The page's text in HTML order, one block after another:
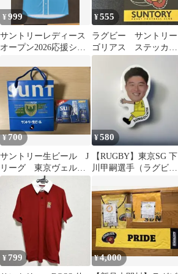
¥999
サントリーレディース
オープン2026応援シャ
¥555
ラグビー サントリー
ゴリアス ステッカ
ー 初期モデル 貴
重 ２枚セット 新品
¥700
サントリー生ビール J
リーグ 東京ヴェルデ
ィ 特典 ギフト用
紙袋 エコバッグ
¥580
【RUGBY】東京SG 下
川甲嗣選手（ラグビー
クリップ
¥ 799 ¥4,000